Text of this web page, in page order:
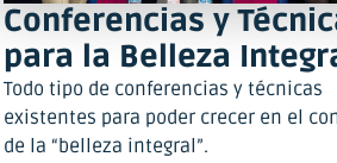
Conferencias y
para la Belleza
Todo tipo de conferencias y técnicas
existentes para poder crecer en el
de la “belleza integral”.